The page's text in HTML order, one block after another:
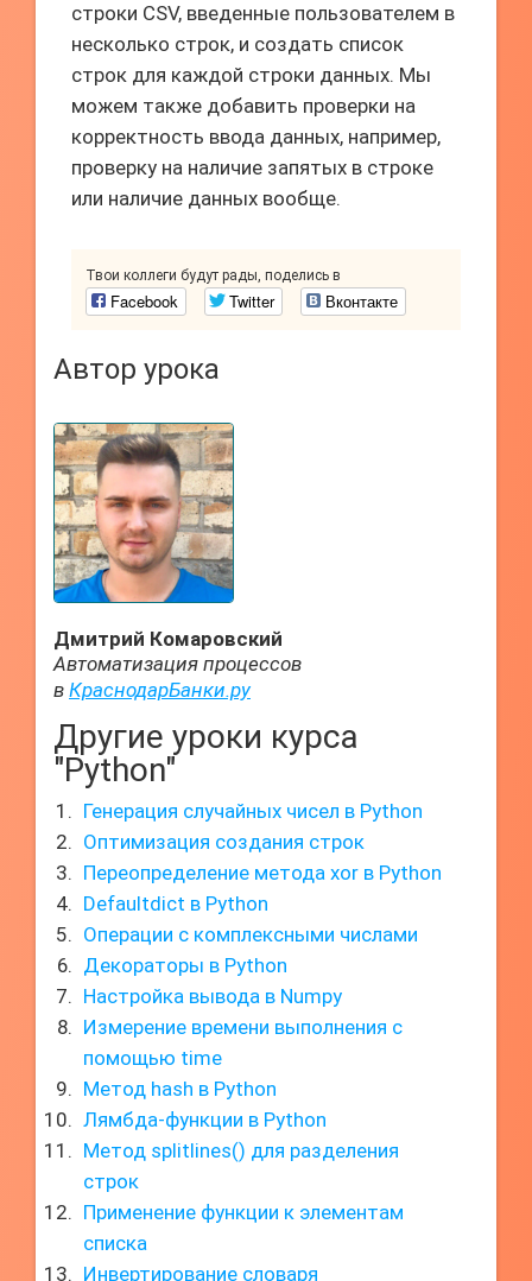
строки CSV, введенные пользователем в
несколько строк, и создать список
строк для каждой строки данных. Мы
можем также добавить проверки на
корректность ввода данных, например,
проверку на наличие запятых в строке
или наличие данных вообще.
Твои коллеги будут рады, поделись в
Facebook Twitter Вконтакте
Автор урока
Дмитрий Комаровский
Автоматизация процессов
в КраснодарБанки.ру
Другие уроки курса
"Python"
Генерация случайных чисел в Python
Оптимизация создания строк
Переопределение метода xor в Python
Defaultdict в Python
Операции с комплексными числами
Декораторы в Python
Настройка вывода в Numpy
Измерение времени выполнения с
помощью time
Метод hash в Python
Лямбда-функции в Python
Метод splitlines() для разделения
строк
Применение функции к элементам
списка
Инвертирование словаря